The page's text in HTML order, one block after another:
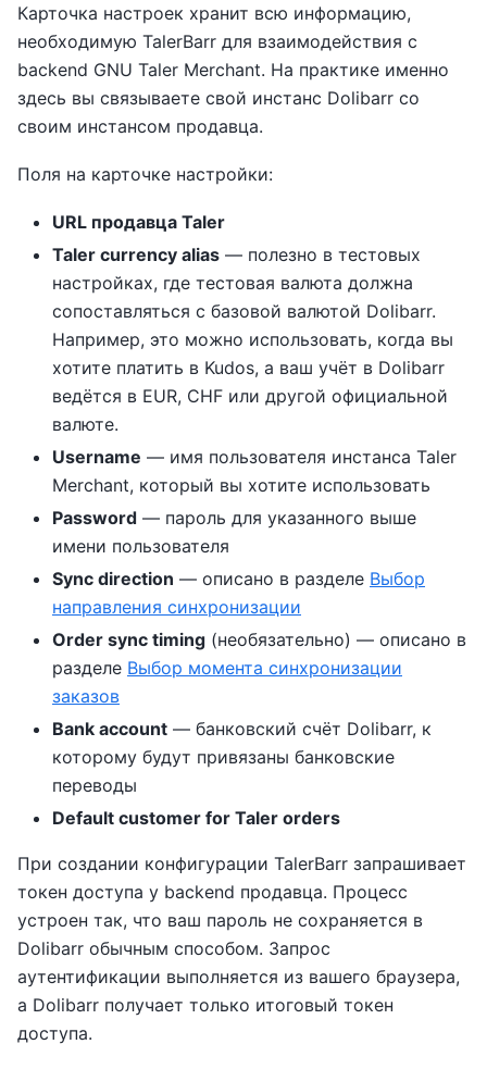
Карточка настроек хранит всю информацию,
необходимую TalerBarr для взаимодействия с
backend GNU Taler Merchant. На практике именно
здесь вы связываете свой инстанс Dolibarr со
своим инстансом продавца.
Поля на карточке настройки:
URL продавца Taler
Taler currency alias — полезно в тестовых
настройках, где тестовая валюта должна
сопоставляться с базовой валютой Dolibarr.
Например, это можно использовать, когда вы
хотите платить в Kudos, а ваш учёт в Dolibarr
ведётся в EUR, CHF или другой официальной
валюте.
Username — имя пользователя инстанса Taler
Merchant, который вы хотите использовать
Password — пароль для указанного выше
имени пользователя
Sync direction — описано в разделе Выбор
направления синхронизации
Order sync timing (необязательно) — описано в
разделе Выбор момента синхронизации
заказов
Bank account — банковский счёт Dolibarr, к
которому будут привязаны банковские
переводы
Default customer for Taler orders
При создании конфигурации TalerBarr запрашивает
токен доступа у backend продавца. Процесс
устроен так, что ваш пароль не сохраняется в
Dolibarr обычным способом. Запрос
аутентификации выполняется из вашего браузера,
а Dolibarr получает только итоговый токен
доступа.